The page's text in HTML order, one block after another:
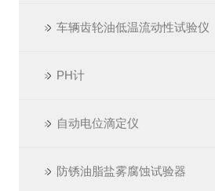
车辆齿轮油低温流动性试验仪
PH计
自动电位滴定仪
防锈油脂盐雾腐蚀试验器